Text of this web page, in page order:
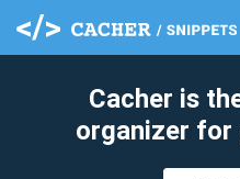
Cacher is
organizer for